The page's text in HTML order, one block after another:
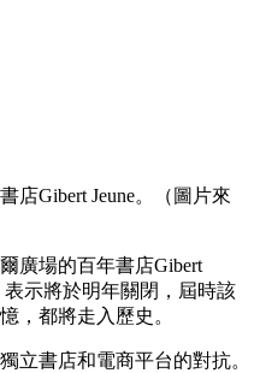
店Gibert Jeune。（圖片來
廣場的百年書店Gibert
表示將於明年關閉，屆時該
，都將走入歷史。
立書店和電商平台的對抗。